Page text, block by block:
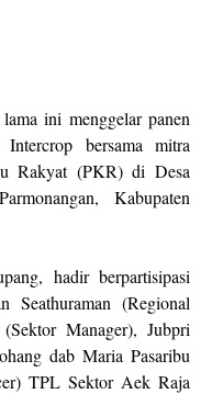
ini menggelar panen
bersama mitra
Rakyat (PKR) di Desa
Kabupaten
hadir berpartisipasi
Seathuraman (Regional
Manager), Jubpri
dab Maria Pasaribu
TPL Sektor Aek Raja